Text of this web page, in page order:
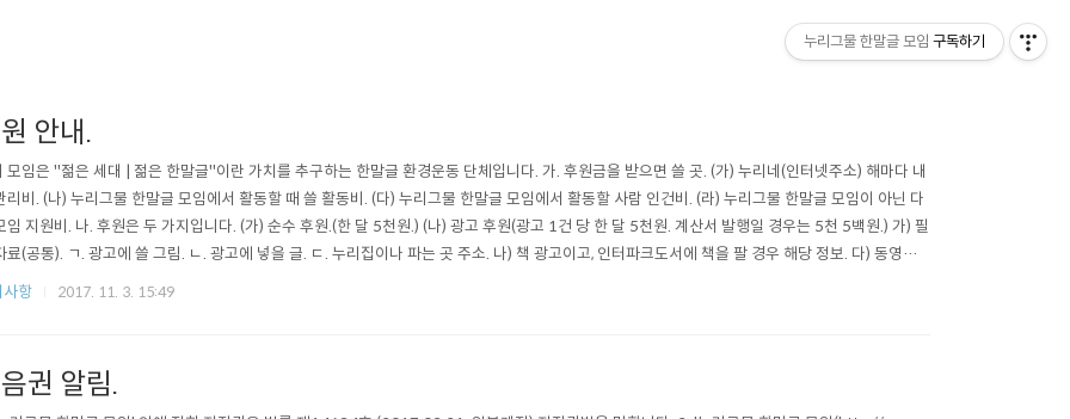
안내.
모임은 "젊은 세대 | 젊은 한말글"이란 가치를 추구하는 한말글 환경운동 단체입니다. 가. 후원금을 받으면 쓸 곳. (가) 누리네(인터넷주소) 해마다 내
리비. (나) 누리그물 한말글 모임에서 활동할 때 쓸 활동비. (다) 누리그물 한말글 모임에서 활동할 사람 인건비. (라) 누리그물 한말글 모임이 아닌 다
임 지원비. 나. 후원은 두 가지입니다. (가) 순수 후원.(한 달 5천원.) (나) 광고 후원(광고 1건 당 한 달 5천원. 계산서 발행일 경우는 5천 5백원.) 가) 필
료(공통). ㄱ. 광고에 쓸 그림. ㄴ. 광고에 넣을 글. ㄷ. 누리집이나 파는 곳 주소. 나) 책 광고이고, 인터파크도서에 책을 팔 경우 해당 정보. 다) 동영상
으면 자료를 보내주시고, 유튜브에 게시 중이면..
항 2017. 11. 3. 15:49
권 알림.
누리그물 한말글 모임 구독하기